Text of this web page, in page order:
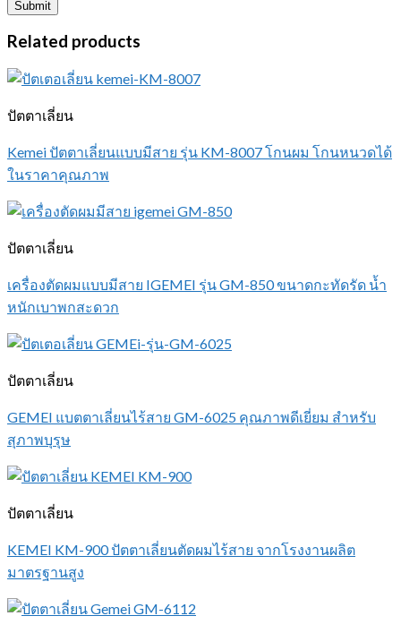
Related products
ปัตตาเลี่ยน
Kemei ปัตตาเลี่ยนแบบมีสาย รุ่น KM-8007 โกนผม โกนหนวดได้
ในราคาคุณภาพ
ปัตตาเลี่ยน
เครื่องตัดผมแบบมีสาย IGEMEI รุ่น GM-850 ขนาดกะทัดรัด น้ำ
หนักเบาพกสะดวก
ปัตตาเลี่ยน
GEMEI แบตตาเลี่ยนไร้สาย GM-6025 คุณภาพดีเยี่ยม สำหรับ
สุภาพบุรุษ
ปัตตาเลี่ยน
KEMEI KM-900 ปัตตาเลี่ยนตัดผมไร้สาย จากโรงงานผลิต
มาตรฐานสูง